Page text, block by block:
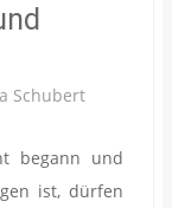
Schubert
begann und
ist, dürfen